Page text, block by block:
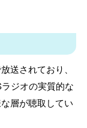
送されており、
ジオの実質的な
層が聴取してい